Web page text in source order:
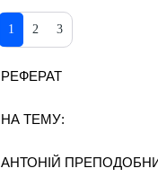
1 2 3
РЕФЕРАТ
НА ТЕМУ:
АНТОНІЙ